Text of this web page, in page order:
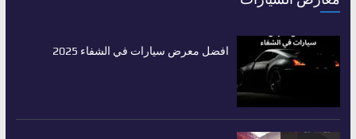
افضل معرض سيارات في الشفاء 2025